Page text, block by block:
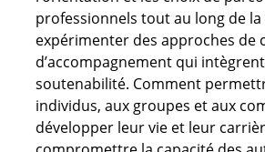
professionnels tout au long de la
expérimenter des approches de
d’accompagnement qui
soutenabilité. Comment
individus, aux groupes et aux
développer leur vie et leur